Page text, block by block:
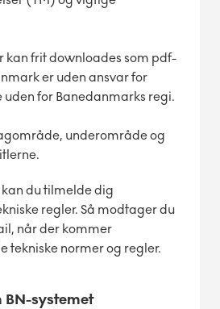
kan frit downloades som pdf-
er uden ansvar for
uden for Banedanmarks regi.
underområde og
du tilmelde dig
regler. Så modtager du
når der kommer
tekniske normer og regler.
BN-systemet